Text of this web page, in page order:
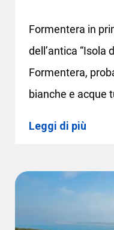
Formentera in
dell’antica “Isola
Formentera,
bianche e acque
Leggi di più